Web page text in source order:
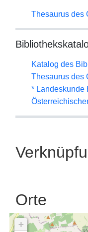
Thesaurus des
Katalog des
Thesaurus des
* Landeskunde
Orte
+